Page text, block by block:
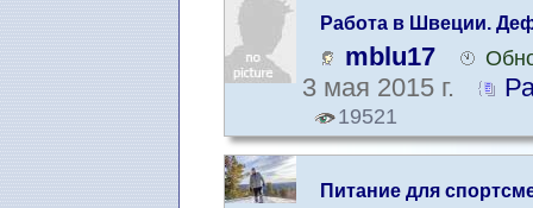
Работа в Швеции.
профессии
mblu17
3 мая 2015 г.
19521
Питание для